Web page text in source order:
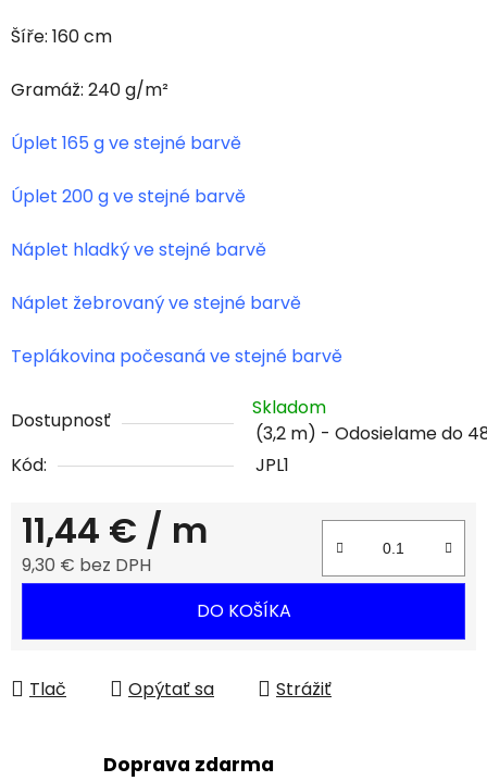
Šíře: 160 cm
Gramáž: 240 g/m²
Úplet 165 g ve stejné barvě
Úplet 200 g ve stejné barvě
Náplet hladký ve stejné barvě
Náplet žebrovaný ve stejné barvě
Teplákovina počesaná ve stejné barvě
Dostupnosť
Skladom
(3,2 m)
Kód:
JPL1
11,44 € / m
9,30 € bez DPH
DO KOŠÍKA
Tlač Opýtať sa Strážiť
Doprava zdarma